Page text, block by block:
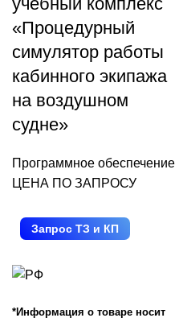
«Процедурный
симулятор работы
кабинного экипажа
на воздушном
судне»
Программное обеспечение
ЦЕНА ПО ЗАПРОСУ
Запрос ТЗ и КП
*Информация о товаре носит